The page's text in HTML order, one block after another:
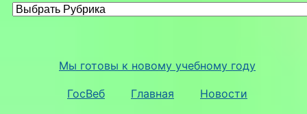
Мы готовы к новому учебному году
ГосВеб Главная Новости